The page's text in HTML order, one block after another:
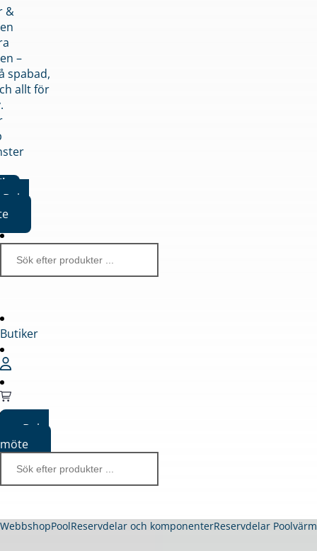
&
–
spabad,
allt för
Boka
Butiker
Boka
möte
WebbshopPoolReservdelar och komponenterReservdelar